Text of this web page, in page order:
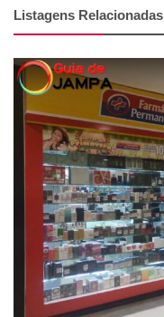
Listagens Relacionadas